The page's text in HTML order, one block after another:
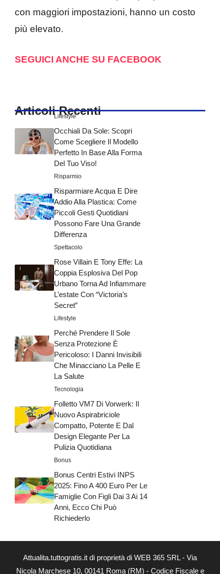
con maggiori impostazioni, hanno un costo
più elevato.
SEGUICI ANCHE SU FACEBOOK
Articoli Recenti
Lifestyle
Occhiali Da Sole: Scopri
Come Scegliere Il Modello
Perfetto In Base Alla Forma
Del Tuo Viso!
Risparmio
Risparmiare Acqua E Dire
Addio Alla Plastica: Come
Piccoli Gesti Quotidiani
Possono Fare Una Grande
Differenza
Spettacolo
Rose Villain E Tony Effe: La
Coppia Esplosiva Del Pop
Urbano Torna Ad Infiammare
L’estate Con “Victoria’s
Secret”
Lifestyle
Perché Prendere Il Sole
Senza Protezione È
Pericoloso: I Danni Invisibili
Che Minacciano La Pelle E
La Salute
Tecnologia
Folletto VM7 Di Vorwerk: Il
Nuovo Aspirabriciole
Compatto, Potente E Dal
Design Elegante Per La
Pulizia Quotidiana
Bonus
Bonus Centri Estivi INPS
2025: Fino A 400 Euro Per Le
Famiglie Con Figli Dai 3 Ai 14
Anni, Ecco Chi Può
Richiederlo
Attualita.tuttogratis.it di proprietà di WEB 365 SRL - Via
Nicola Marchese 10, 00141 Roma (RM) - Codice Fiscale e